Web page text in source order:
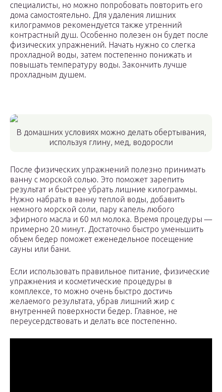
специалисты, но можно попробовать повторить его
дома самостоятельно. Для удаления лишних
килограммов рекомендуется также утренний
контрастный душ. Особенно полезен он будет после
физических упражнений. Начать нужно со слегка
прохладной воды, затем постепенно понижать и
повышать температуру воды. Закончить лучше
прохладным душем.
В домашних условиях можно делать обертывания,
используя глину, мед, водоросли
После физических упражнений полезно принимать
ванну с морской солью. Это поможет зарепить
результат и быстрее убрать лишние килограммы.
Нужно набрать в ванну теплой воды, добавить
немного морской соли, пару капель любого
эфирного масла и 60 мл молока. Время процедуры —
примерно 20 минут. Достаточно быстро уменьшить
объем бедер поможет еженедельное посещение
сауны или бани.
Если использовать правильное питание, физические
упражнения и косметические процедуры в
комплексе, то можно очень быстро достичь
желаемого результата, убрав лишний жир с
внутренней поверхности бедер. Главное, не
переусердствовать и делать все постепенно.